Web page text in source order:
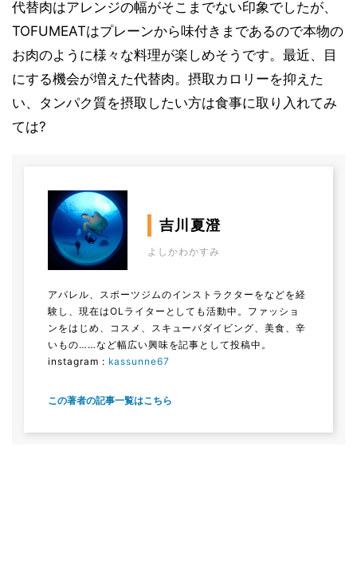
代替肉はアレンジの幅がそこまでない印象でしたが、
TOFUMEATはプレーンから味付きまであるので本物の
お肉のように様々な料理が楽しめそうです。最近、目
にする機会が増えた代替肉。摂取カロリーを抑えた
い、タンパク質を摂取したい方は食事に取り入れてみ
ては?
吉川夏澄
よしかわかすみ
アパレル、スポーツジムのインストラクターをなどを経
験し、現在はOLライターとしても活動中。ファッショ
ンをはじめ、コスメ、スキューバダイビング、美食、辛
いもの……など幅広い興味を記事として投稿中。
instagram : kassunne67
この著者の記事一覧はこちら